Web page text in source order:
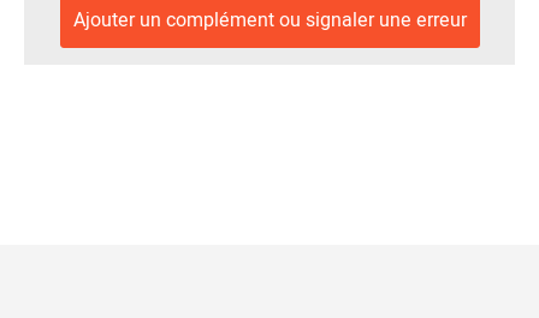
Ajouter un complément ou signaler une erreur